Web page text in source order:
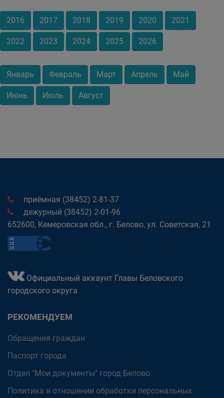
2016 2017 2018 2019 2020 2021
2022 2023 2024 2025 2026
Январь Февраль Март Апрель Май
Июнь Июль Август
приёмная (38452) 2-81-37
дежурный (38452) 2-01-96
652600, Кемеровская обл., г. Белово, ул. Советская, 21
Официальный аккаунт Главы Беловского
городского округа
РЕКОМЕНДУЕМ
Обращения граждан
Паспорт города
Отдел "Мои документы" город Белово
Политика в отношении обработки персональных